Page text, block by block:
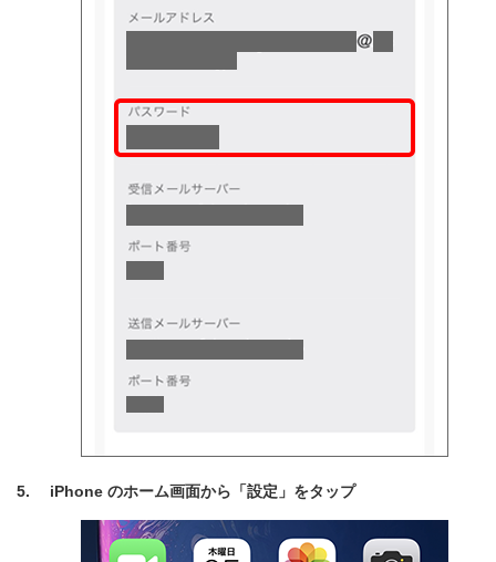
iPhone のホーム画面から「設定」をタップ